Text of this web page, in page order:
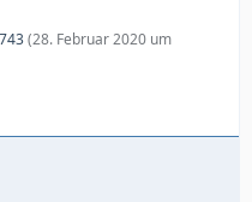
(28. Februar 2020 um